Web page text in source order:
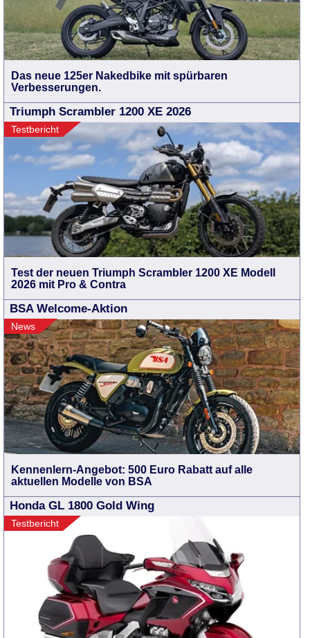
Das neue 125er Nakedbike mit spürbaren
Verbesserungen.
Triumph Scrambler 1200 XE 2026
Testbericht
Test der neuen Triumph Scrambler 1200 XE Modell
2026 mit Pro & Contra
BSA Welcome-Aktion
News
Kennenlern-Angebot: 500 Euro Rabatt auf alle
aktuellen Modelle von BSA
Honda GL 1800 Gold Wing
Testbericht